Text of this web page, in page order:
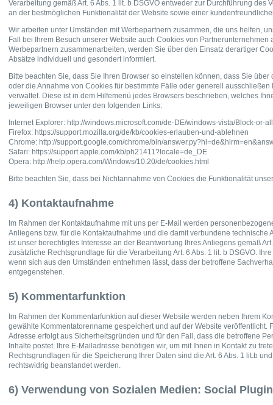
Verarbeitung gemäß Art. 6 Abs. 1 lit. b DSGVO entweder zur Durchführung
an der bestmöglichen Funktionalität der Website sowie einer
Wir arbeiten unter Umständen mit Werbepartnern zusammen, die uns helfen,
Fall bei Ihrem Besuch unserer Website auch Cookies von
Werbepartnern zusammenarbeiten, werden Sie über den Einsatz derartiger
Absätze individuell und gesondert informiert.
Bitte beachten Sie, dass Sie Ihren Browser so einstellen können, dass Sie
oder die Annahme von Cookies für bestimmte Fälle oder generell
verwaltet. Diese ist in dem Hilfemenü jedes Browsers beschrieben, welches
jeweiligen Browser unter den folgenden Links:
Internet Explorer: http://windows.microsoft.com/de-DE/windows-vista/Block-or-
Firefox: https://support.mozilla.org/de/kb/cookies-erlauben-und-ablehnen
Chrome: http://support.google.com/chrome/bin/
Safari: https://support.apple.com/kb/ph21411?locale=de_DE
Opera: http://help.opera.com/Windows/10.20/de/cookies.html
Bitte beachten Sie, dass bei Nichtannahme von Cookies die Funktionalität
4) Kontaktaufnahme
Im Rahmen der Kontaktaufnahme mit uns per E-Mail werden
Anliegens bzw. für die Kontaktaufnahme und die damit verbundene
ist unser berechtigtes Interesse an der Beantwortung Ihres Anliegens gemäß
zusätzliche Rechtsgrundlage für die Verarbeitung Art. 6 Abs. 1 lit. b DSGVO.
wenn sich aus den Umständen entnehmen lässt, dass der betroffene
entgegenstehen.
5) Kommentarfunktion
Im Rahmen der Kommentarfunktion auf dieser Website werden neben Ihrem
gewählte Kommentatorenname gespeichert und auf der Website
Adresse erfolgt aus Sicherheitsgründen und für den Fall, dass die betroffene
Inhalte postet. Ihre E-Mailadresse benötigen wir, um mit Ihnen in Kontakt zu
Rechtsgrundlagen für die Speicherung Ihrer Daten sind die Art. 6 Abs. 1 lit.b
rechtswidrig beanstandet werden.
6) Verwendung von Sozialen Medien: Social